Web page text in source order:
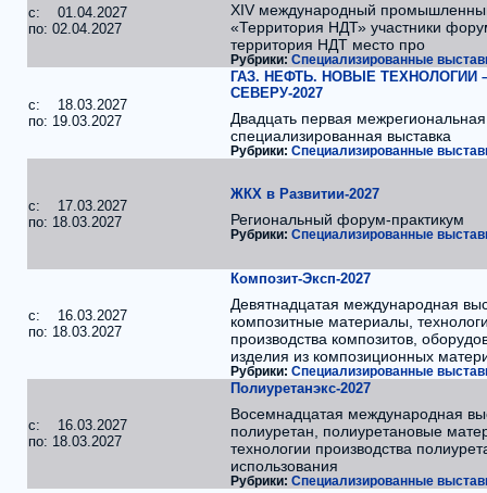
c: 01.04.2027
по: 02.04.2027
XIV международный
«Территория НДТ» участники
территория НДТ место про
Рубрики: Специализированные
c: 18.03.2027
по: 19.03.2027
ГАЗ. НЕФТЬ. НОВЫЕ ТЕХНОЛОГИИ
СЕВЕРУ-2027
Двадцать первая межрегиональная
специализированная выставка
Рубрики: Специализированные
c: 17.03.2027
по: 18.03.2027
ЖКХ в Развитии-2027
Региональный форум-практикум
Рубрики: Специализированные
c: 16.03.2027
по: 18.03.2027
Композит-Эксп-2027
Девятнадцатая международная
композитные материалы,
производства композитов,
изделия из композиционных
Рубрики: Специализированные
c: 16.03.2027
по: 18.03.2027
Полиуретанэкс-2027
Восемнадцатая международная
полиуретан, полиуретановые
технологии производства
использования
Рубрики: Специализированные